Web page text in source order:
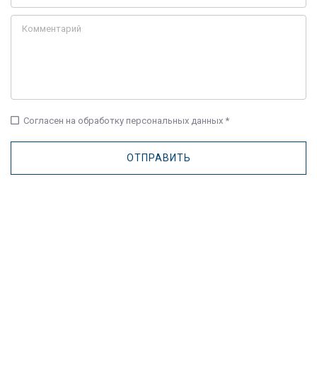
check_box_outline_blank Согласен на обработку персональных данных *